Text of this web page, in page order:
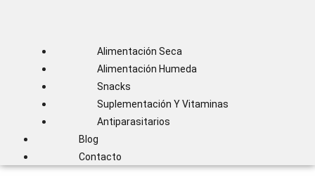
Alimentación Seca
Alimentación Humeda
Snacks
Suplementación Y Vitaminas
Antiparasitarios
Blog
Contacto